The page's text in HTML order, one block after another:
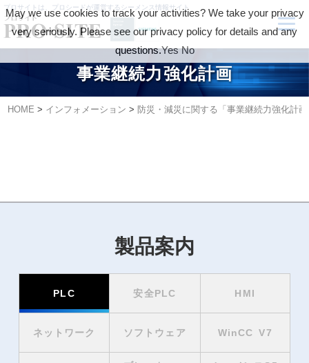
プロサイトは、プロシードが運営するシーメンス情報サイト
事業継続力強化計画
HOME > インフォメーション > 防災・減災に関する「事業継続力強化計
製品案内
PLC 安全PLC HMI
ネットワーク ソフトウェア WinCC V7
May we use cookies to track your activities? We take your privacy
very seriously. Please see our privacy policy for details and any
questions.Yes No